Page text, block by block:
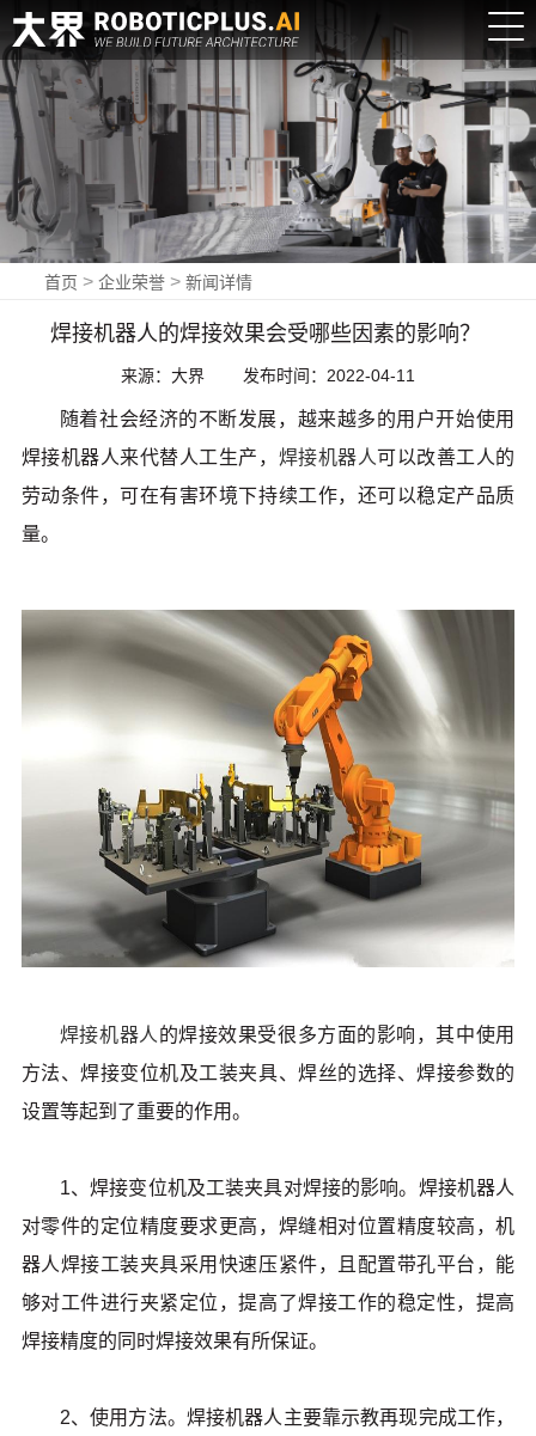
登
录
新闻中心
NEWS
首页 >企业荣誉 >新闻详情
焊接机器人的焊接效果会受哪些因素的影响？
来源：大界 发布时间：2022-04-11
随着社会经济的不断发展，越来越多的用户开始使用
焊接机器人来代替人工生产， 焊接机器人可以改善工人的
劳动条件，可在有害环境下持续工作，还可以稳定产品质
量。
焊接机器人 的焊接效果受很多方面的影响，其中使用
方法、焊接变位机及工装夹具、焊丝的选择、焊接参数的
设置等起到了重要的作用。
1、焊接变位机及工装夹具对焊接的影响。焊接机器人
对零件的定位精度要求更高，焊缝相对位置精度较高，机
器人焊接工装夹具采用快速压紧件，且配置带孔平台，能
够对工件进行夹紧定位，提高了焊接工作的稳定性，提高
焊接精度的同时焊接效果有所保证。
2、使用方法。焊接机器人主要靠示教再现完成工作，